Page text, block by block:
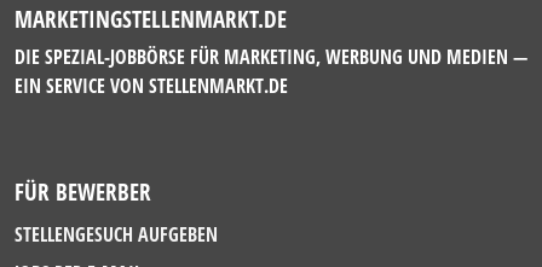
MARKETINGSTELLENMARKT.DE
DIE SPEZIAL-JOBBÖRSE FÜR MARKETING, WERBUNG UND MEDIEN —
EIN SERVICE VON STELLENMARKT.DE
FÜR BEWERBER
STELLENGESUCH AUFGEBEN